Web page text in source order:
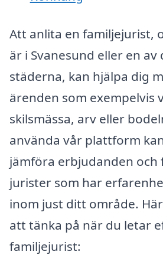
Att anlita en familjejurist,
är i Svanesund eller en
städerna, kan hjälpa dig
ärenden som exempelvis
skilsmässa, arv eller
använda vår plattform
jämföra erbjudanden och
jurister som har
inom just ditt område.
att tänka på när du letar
familjejurist: